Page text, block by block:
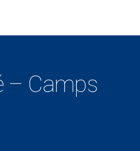
– Camps